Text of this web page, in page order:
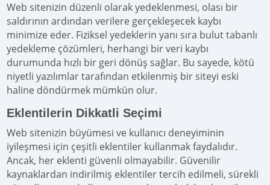
Web sitenizin düzenli olarak yedeklenmesi, olası bir
saldırının ardından verilere gerçekleşecek kaybı
minimize eder. Fiziksel yedeklerin yanı sıra bulut tabanlı
yedekleme çözümleri, herhangi bir veri kaybı
durumunda hızlı bir geri dönüş sağlar. Bu sayede, kötü
niyetli yazılımlar tarafından etkilenmiş bir siteyi eski
haline döndürmek mümkün olur.
Eklentilerin Dikkatli Seçimi
Web sitenizin büyümesi ve kullanıcı deneyiminin
iyileşmesi için çeşitli eklentiler kullanmak faydalıdır.
Ancak, her eklenti güvenli olmayabilir. Güvenilir
kaynaklardan indirilmiş eklentiler tercih edilmeli, sürekli